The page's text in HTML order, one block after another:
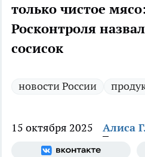
только чистое
Росконтроля
сосисок
новости России
15 октября 2025 Алиса